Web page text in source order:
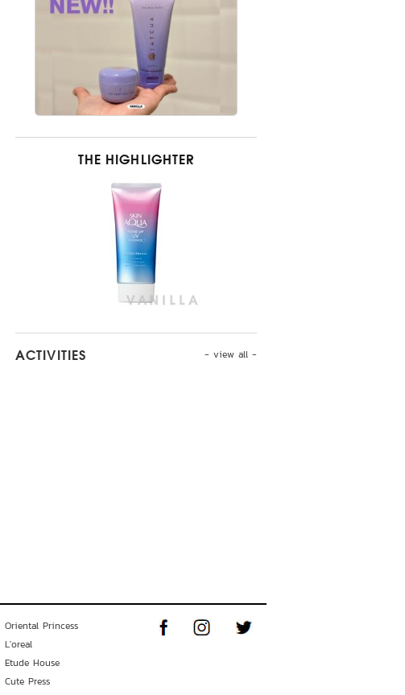
THE HIGHLIGHTER
- view all -
ACTIVITIES
Oriental Princess
L'oreal
Etude House
Cute Press